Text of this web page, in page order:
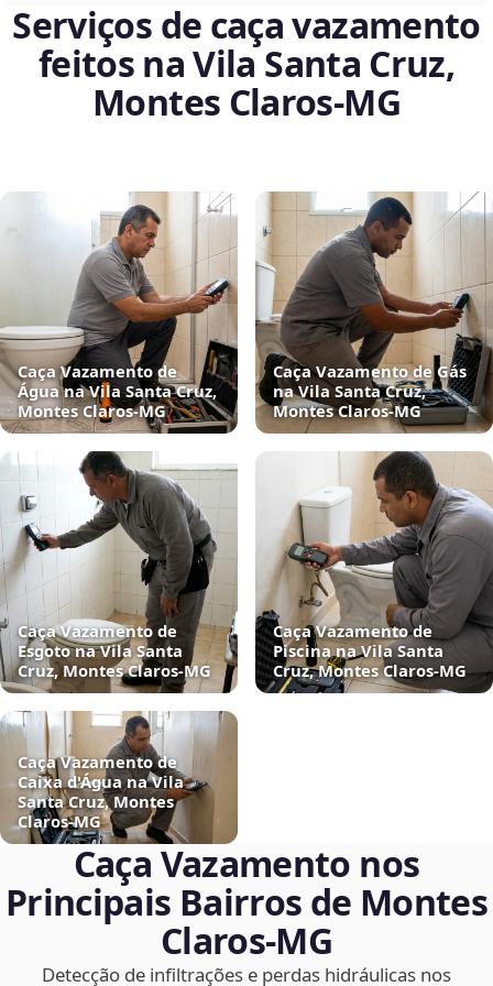
Serviços de caça vazamento
feitos na Vila Santa Cruz,
Montes Claros‑MG
Caça Vazamento de
Água na Vila Santa Cruz,
Montes Claros‑MG
Caça Vazamento de Gás
na Vila Santa Cruz,
Montes Claros‑MG
Caça Vazamento de
Esgoto na Vila Santa
Cruz, Montes Claros‑MG
Caça Vazamento de
Piscina na Vila Santa
Cruz, Montes Claros‑MG
Caça Vazamento de
Caixa d'Água na Vila
Santa Cruz, Montes
Claros‑MG
Caça Vazamento nos
Principais Bairros de Montes
Claros‑MG
Detecção de infiltrações e perdas hidráulicas nos